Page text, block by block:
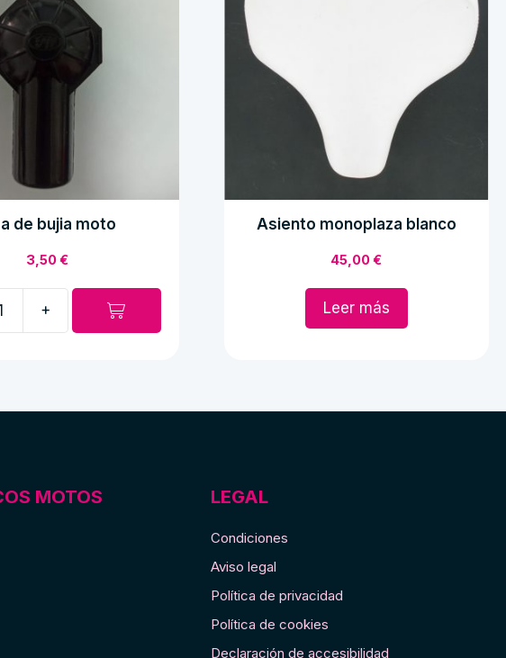
de bujia moto
3,50€
+
Asiento monoplaza blanco
45,00€
Leer más
MOTOS LEGAL
Condiciones
Aviso legal
Política de privacidad
Política de cookies
Declaración de accesibilidad